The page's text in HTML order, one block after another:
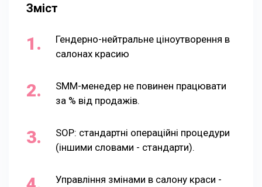
Зміст
Гендерно-нейтральне ціноутворення в
салонах красию
SMM-менедер не повинен працювати
за % від продажів.
SOP: стандартні операційні процедури
(іншими словами - стандарти).
Управління змінами в салону краси -